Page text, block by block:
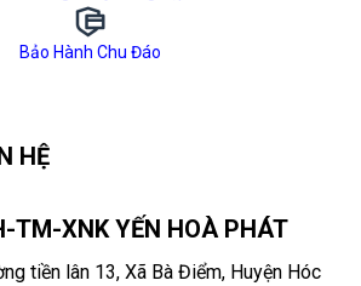
Bảo Hành Chu Đáo
HỆ
TM-XNK YẾN HOÀ PHÁT
tiền lân 13, Xã Bà Điểm, Huyện Hóc